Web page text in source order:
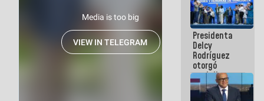
Mayor
Eléctrico
para
abordar
planes de
acción
Presidenta
Delcy
Rodríguez
otorgó
medalla
"Héroe de
Venezuela"